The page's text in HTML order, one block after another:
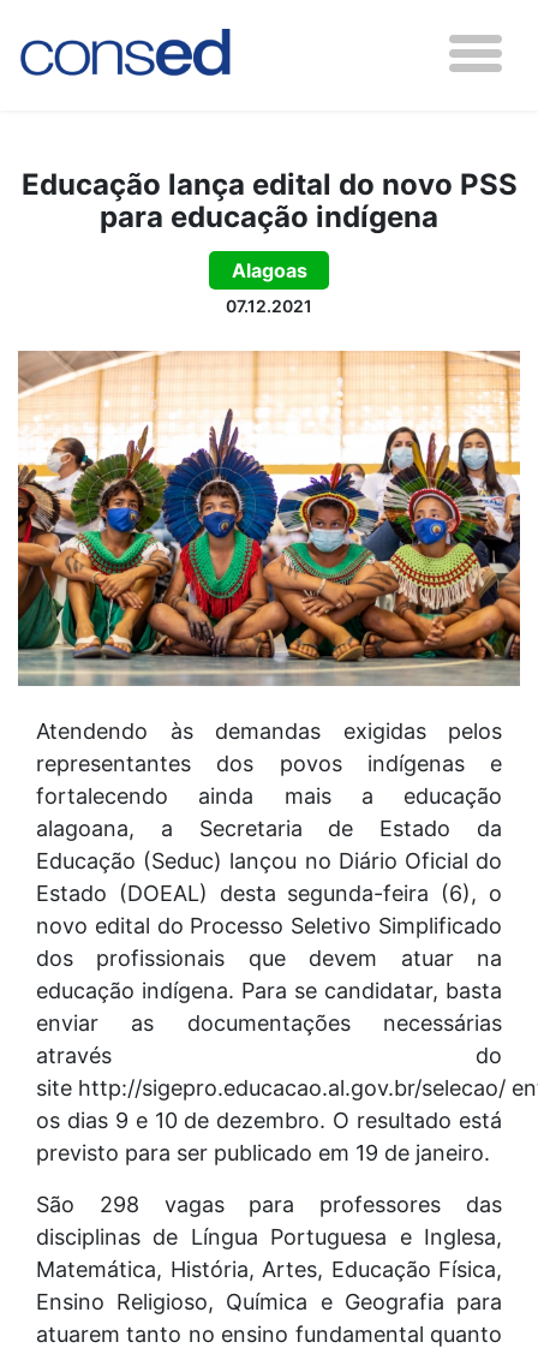
Educação lança edital do novo PSS
para educação indígena
Alagoas
07.12.2021
Atendendo às demandas exigidas pelos
representantes dos povos indígenas e
fortalecendo ainda mais a educação
alagoana, a Secretaria de Estado da
Educação (Seduc) lançou no Diário Oficial do
Estado (DOEAL) desta segunda-feira (6), o
novo edital do Processo Seletivo Simplificado
dos profissionais que devem atuar na
educação indígena. Para se candidatar, basta
enviar as documentações necessárias
através do
site http://sigepro.educacao.al.gov.br/selecao/
os dias 9 e 10 de dezembro. O resultado está
previsto para ser publicado em 19 de janeiro.
São 298 vagas para professores das
disciplinas de Língua Portuguesa e Inglesa,
Matemática, História, Artes, Educação Física,
Ensino Religioso, Química e Geografia para
atuarem tanto no ensino fundamental quanto